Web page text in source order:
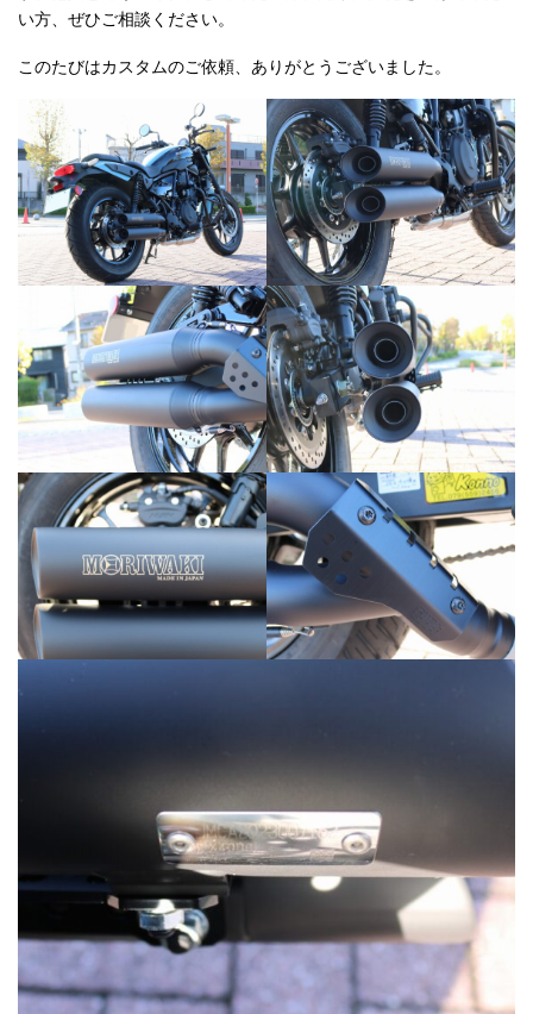
い方、ぜひご相談ください。
このたびはカスタムのご依頼、ありがとうございました。